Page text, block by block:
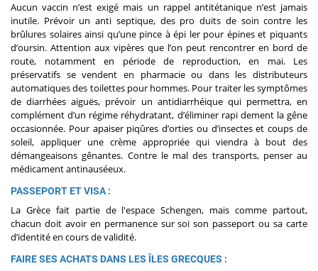
Aucun vaccin n’est exigé mais un rappel antitétanique n’est jamais
inutile. Prévoir un anti septique, des pro duits de soin contre les
brûlures solaires ainsi qu’une pince à épi ler pour épines et piquants
d’oursin. Attention aux vipères que l’on peut rencontrer en bord de
route, notamment en période de reproduction, en mai. Les
préservatifs se vendent en pharmacie ou dans les distributeurs
automatiques des toilettes pour hommes. Pour traiter les symptômes
de diarrhées aiguës, prévoir un antidiarrhéique qui permettra, en
complément d’un régime réhydratant, d’éliminer rapi dement la gêne
occasionnée. Pour apaiser piqûres d’orties ou d’insectes et coups de
soleil, appliquer une crème appropriée qui viendra à bout des
démangeaisons gênantes. Contre le mal des transports, penser au
médicament antinauséeux.
PASSEPORT ET VISA :
La Grèce fait partie de l'espace Schengen, mais comme partout,
chacun doit avoir en permanence sur soi son passeport ou sa carte
d’identité en cours de validité.
FAIRE SES ACHATS DANS LES ÎLES GRECQUES :